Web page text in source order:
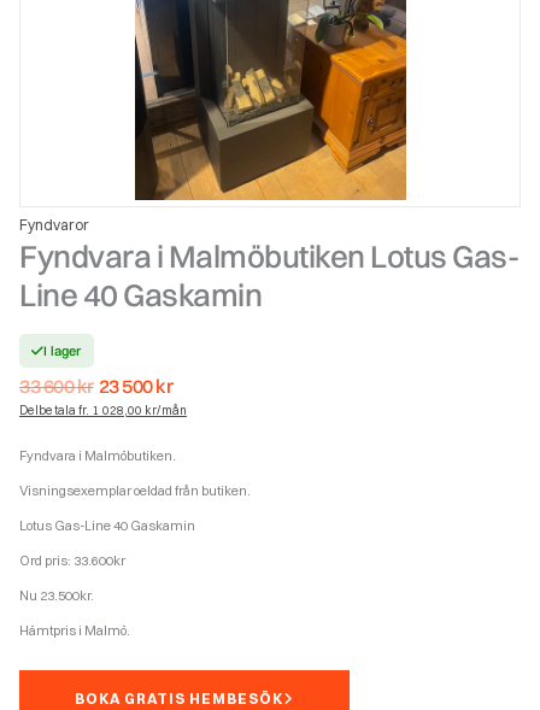
Fyndvaror
Fyndvara i Malmöbutiken Lotus Gas-
Line 40 Gaskamin
I lager
33 600kr Det
ursprungliga
priset
var:
33
600 kr.
23 500krDet
nuvarande
priset
23
500 kr.
Delbetala fr. 1 028,00 kr/mån
Fyndvara i Malmöbutiken.
Visningsexemplar oeldad från butiken.
Lotus Gas-Line 40 Gaskamin
Ord pris: 33.600kr
Nu 23.500kr.
Hämtpris i Malmö.
BOKA GRATIS HEMBESÖK